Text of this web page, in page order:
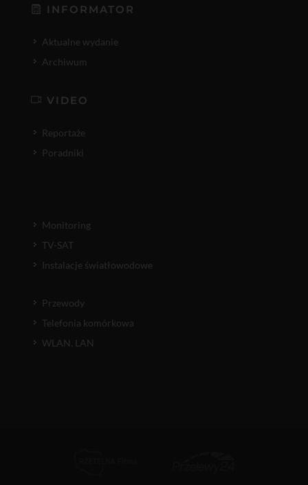
INFORMATOR
Aktualne wydanie
Archiwum
VIDEO
Reportaże
Poradniki
Monitoring
TV-SAT
Instalacje światłowodowe
Przewody
Telefonia komórkowa
WLAN, LAN